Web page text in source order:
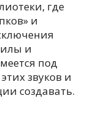
где
и
и
под
звуков и
создавать.